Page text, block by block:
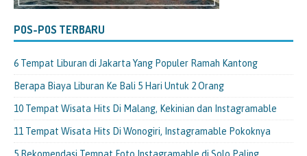
POS-POS TERBARU
6 Tempat Liburan di Jakarta Yang Populer Ramah Kantong
Berapa Biaya Liburan Ke Bali 5 Hari Untuk 2 Orang
10 Tempat Wisata Hits Di Malang, Kekinian dan Instagramable
11 Tempat Wisata Hits Di Wonogiri, Instagramable Pokoknya
5 Rekomendasi Tempat Foto Instagramable di Solo Paling